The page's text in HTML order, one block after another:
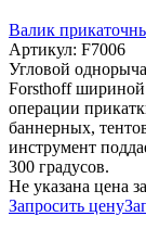
Валик
Артикул: F7006
Угловой
Forsthoff шириной
операции
баннерных,
инструмент
300 градусов.
Не указана цена
Запросить цену